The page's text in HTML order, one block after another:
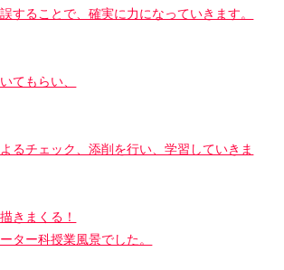
することで、確実に力になっていきます。
てもらい、
るチェック、添削を行い、学習していきま
きまくる！
ター科授業風景でした。